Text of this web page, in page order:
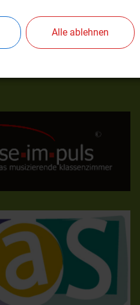
Frisches Obst
und Gemüse
Alle ablehnen
Alle ablehnen